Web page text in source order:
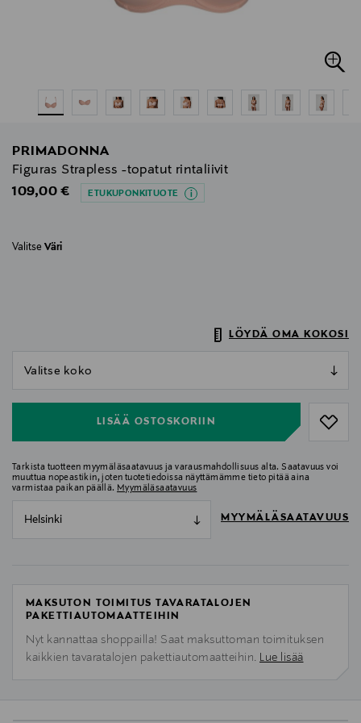
PRIMADONNA
Figuras Strapless -topatut rintaliivit
Original Price
109,00 € ETUKUPONKITUOTE
Valitse Väri
LÖYDÄ OMA KOKOSI
LISÄÄ OSTOSKORIIN
Tarkista tuotteen myymäläsaatavuus ja varausmahdollisuus alta. Saatavuus voi
muuttua nopeastikin, joten tuotetiedoissa näyttämämme tieto pitää aina
varmistaa paikan päällä. Myymäläsaatavuus
Helsinki MYYMÄLÄSAATAVUUS
MAKSUTON TOIMITUS TAVARATALOJEN
PAKETTIAUTOMAATTEIHIN
Nyt kannattaa shoppailla! Saat maksuttoman toimituksen
kaikkien tavaratalojen pakettiautomaatteihin. Lue lisää